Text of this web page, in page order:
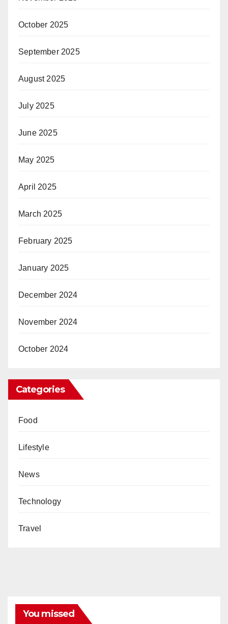
October 2025
September 2025
August 2025
July 2025
June 2025
May 2025
April 2025
March 2025
February 2025
January 2025
December 2024
November 2024
October 2024
Categories
Food
Lifestyle
News
Technology
Travel
You missed